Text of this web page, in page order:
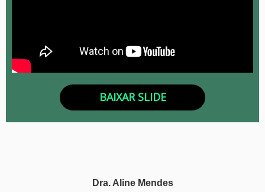
BAIXAR SLIDE
Dra. Aline Mendes